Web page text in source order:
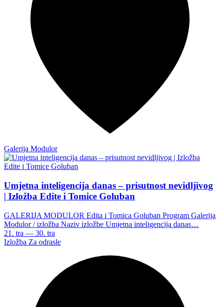
Galerija Modulor
Umjetna inteligencija danas – prisutnost nevidljivog
| Izložba Edite i Tomice Goluban
GALERIJA MODULOR Edita i Tomica Goluban Program Galerija
Modulor / izložba Naziv izložbe Umjetna inteligencija danas…
21. tra — 30. tra
Izložba Za odrasle